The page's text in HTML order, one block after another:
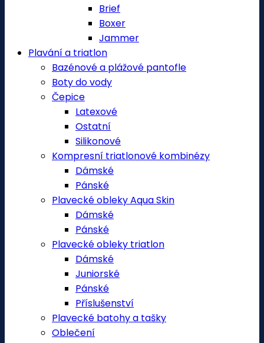
Brief
Boxer
Jammer
Plavání a triatlon
Bazénové a plážové pantofle
Boty do vody
Čepice
Latexové
Ostatní
Silikonové
Kompresní triatlonové kombinézy
Dámské
Pánské
Plavecké obleky Aqua Skin
Dámské
Pánské
Plavecké obleky triatlon
Dámské
Juniorské
Pánské
Příslušenství
Plavecké batohy a tašky
Oblečení